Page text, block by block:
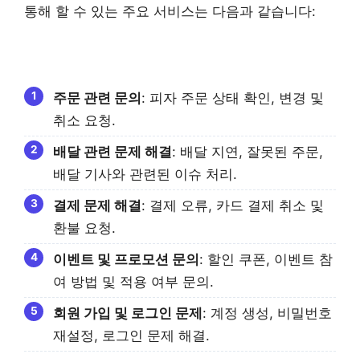
통해 할 수 있는 주요 서비스는 다음과 같습니다:
주문 관련 문의: 피자 주문 상태 확인, 변경 및
취소 요청.
배달 관련 문제 해결: 배달 지연, 잘못된 주문,
배달 기사와 관련된 이슈 처리.
결제 문제 해결: 결제 오류, 카드 결제 취소 및
환불 요청.
이벤트 및 프로모션 문의: 할인 쿠폰, 이벤트 참
여 방법 및 적용 여부 문의.
회원 가입 및 로그인 문제: 계정 생성, 비밀번호
재설정, 로그인 문제 해결.